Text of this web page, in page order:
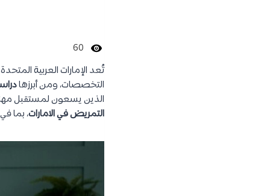
60
تُعد الإمارات العربية
التخصصات، ومن أبرزها
الذين يسعون لمستقبل
التمريض في الامارات، بما